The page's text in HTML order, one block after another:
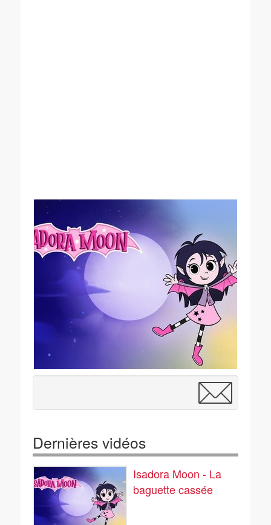
Dernières vidéos
Isadora Moon - La
baguette cassée